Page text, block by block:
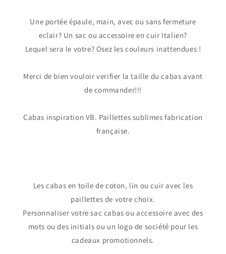
Une portée épaule, main, avec ou sans fermeture
eclair? Un sac ou accessoire en cuir Italien?
Lequel sera le votre? Osez les couleurs inattendues !
Merci de bien vouloir verifier la taille du cabas avant
de commander!!!
Cabas inspiration VB. Paillettes sublimes fabrication
française.
Les cabas en toile de coton, lin ou cuir avec les
paillettes de votre choix.
Personnaliser votre sac cabas ou accessoire avec des
mots ou des initials ou un logo de société pour les
cadeaux promotionnels.